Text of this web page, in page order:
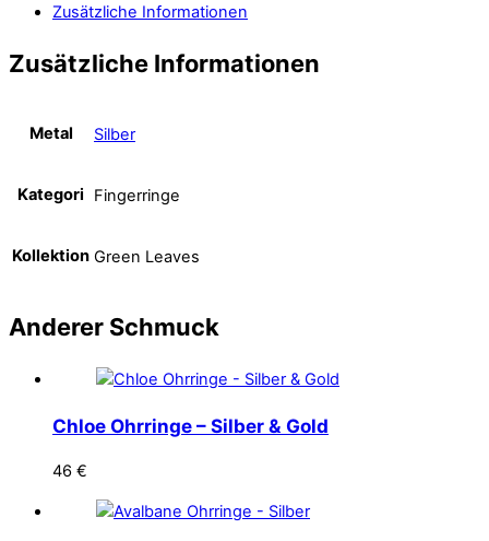
Zusätzliche Informationen
Zusätzliche Informationen
Metal Silber
Kategori Fingerringe
Kollektion Green Leaves
Anderer Schmuck
Chloe Ohrringe – Silber & Gold
46 €